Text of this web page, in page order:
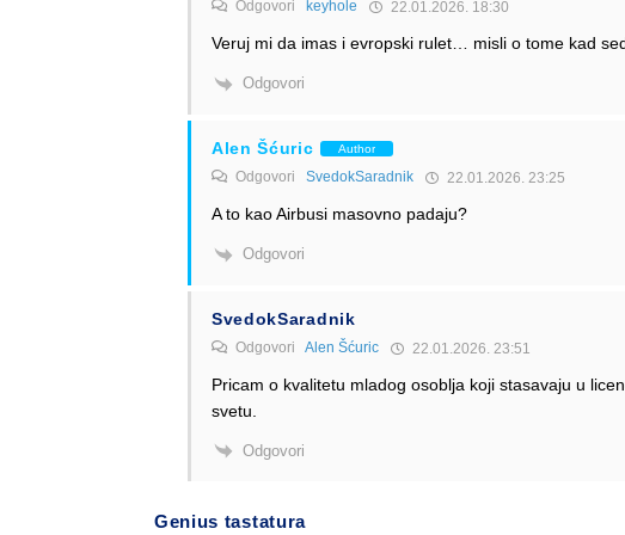
Odgovori keyhole 22.01.2026. 18:30
Veruj mi da imas i evropski rulet… misli o tome kad
Odgovori
Alen Šćuric Author
Odgovori SvedokSaradnik 22.01.2026. 23:25
A to kao Airbusi masovno padaju?
Odgovori
SvedokSaradnik
Odgovori Alen Šćuric 22.01.2026. 23:51
Pricam o kvalitetu mladog osoblja koji stasavaju u
svetu.
Odgovori
Genius tastatura